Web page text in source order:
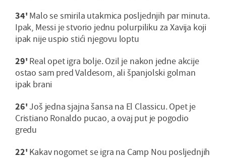
34' Malo se smirila utakmica posljednjih par minuta.
Ipak, Messi je stvorio jednu polurpiliku za Xavija koji
ipak nije uspio stići njegovu loptu
29' Real opet igra bolje. Ozil je nakon jedne akcije
ostao sam pred Valdesom, ali španjolski golman
ipak brani
26'Još jedna sjajna šansa na El Classicu. Opet je
Cristiano Ronaldo pucao, a ovaj put je pogodio
gredu
22' Kakav nogomet se igra na Camp Nou posljednjih